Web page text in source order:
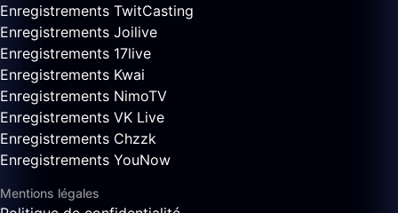
Enregistrements TwitCasting
Enregistrements Joilive
Enregistrements 17live
Enregistrements Kwai
Enregistrements NimoTV
Enregistrements VK Live
Enregistrements Chzzk
Enregistrements YouNow
Mentions légales